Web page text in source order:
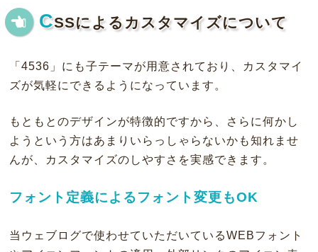
CSSによるカスタマイズについて
「4536」にも子テーマが用意されており、カスタマイ
ズが気軽にできるようになっています。
もともとのデザインが特徴的ですから、さらに何かし
ようという方はあまりいらっしゃらないかも知れませ
んが、カスタマイズのしやすさを実感できます。
フォント定義によるフォント変更もOK
当ウェブログで使わせていただいているWEBフォント